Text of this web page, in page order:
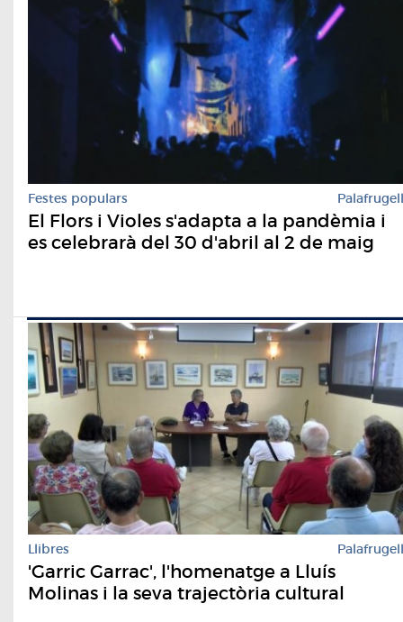
Festes populars Palafrugell
El Flors i Violes s'adapta a la pandèmia i
es celebrarà del 30 d'abril al 2 de maig
Llibres Palafrugell
'Garric Garrac', l'homenatge a Lluís
Molinas i la seva trajectòria cultural